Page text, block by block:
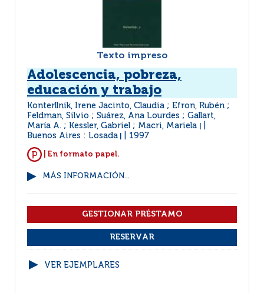
Texto impreso
Adolescencia, pobreza,
educación y trabajo
Konterllnik, Irene Jacinto, Claudia ; Efron, Rubén ;
Feldman, Silvio ; Suárez, Ana Lourdes ; Gallart,
María A. ; Kessler, Gabriel ; Macri, Mariela
Buenos Aires : Losada 1997
| En formato papel.
MÁS INFORMACIÓN...
VER EJEMPLARES